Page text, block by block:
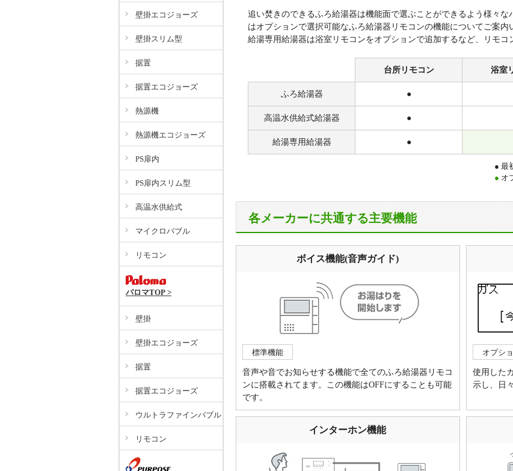
追い焚きのできるふろ給湯器は機能面で選ぶことができるよう様々
はオプションで選択可能なふろ給湯器リモコンの機能についてご案内
給湯専用給湯器は浴室リモコンをオプションで追加するなど、リモコ
台所リモコン 浴室
ふろ給湯器 ●
高温水供給式給湯器 ●
給湯専用給湯器 ●
● 最
● オ
各メーカーに共通する主要機能
ボイス機能(音声ガイド)
標準機能
音声や音でお知らせする機能で全てのふろ給湯器リモコ
ンに搭載されてます。この機能はOFFにすることも可能
です。
オプシ
使用した
示し、日
インターホン機能
壁掛エコジョーズ
壁掛スリム型
据置
据置エコジョーズ
熱源機
熱源機エコジョーズ
PS扉内
PS扉内スリム型
高温水供給式
マイクロバブル
リモコン
パロマTOP >
壁掛
壁掛エコジョーズ
据置
据置エコジョーズ
ウルトラファインバブル
リモコン